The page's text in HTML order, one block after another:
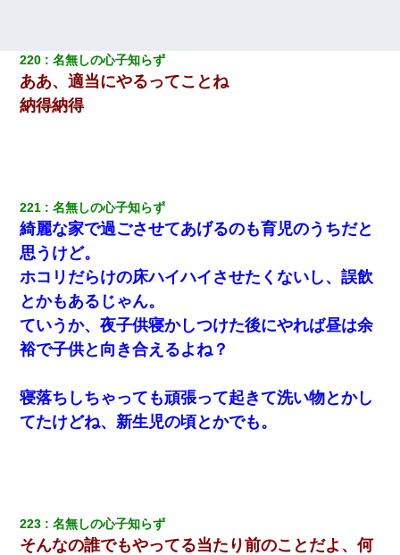
「離婚！（激怒」
最近うちの庭に知らない男の人がしょっちゅう入ってくる。それ
を職場で愚痴ったら、同僚男性が怒鳴りつけてきた。
220 名無しの心子知らず
ああ、適当にやるってことね
納得納得
221 名無しの心子知らず
綺麗な家で過ごさせてあげるのも育児のうちだと
思うけど。
ホコリだらけの床ハイハイさせたくないし、誤飲
とかもあるじゃん。
ていうか、夜子供寝かしつけた後にやれば昼は余
裕で子供と向き合えるよね？
寝落ちしちゃっても頑張って起きて洗い物とかし
てたけどね、新生児の頃とかでも。
223 名無しの心子知らず
そんなの誰でもやってる当たり前のことだよ、何